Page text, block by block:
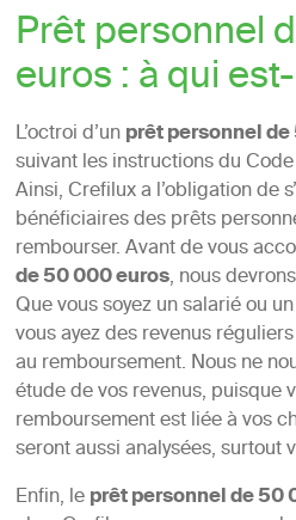
Prêt personnel
euros : à qui
L’octroi d’unprêt personnel
suivant les instructions du
Ainsi, Crefilux a l’obligation de
bénéficiaires des prêts
rembourser. Avant de vous
de 50 000 euros, nous
Que vous soyez un salarié ou
vous ayez des revenus
au remboursement. Nous ne
étude de vos revenus, puisque
remboursement est liée à vos
seront aussi analysées, surtout
Enfin, leprêt personnel de 50